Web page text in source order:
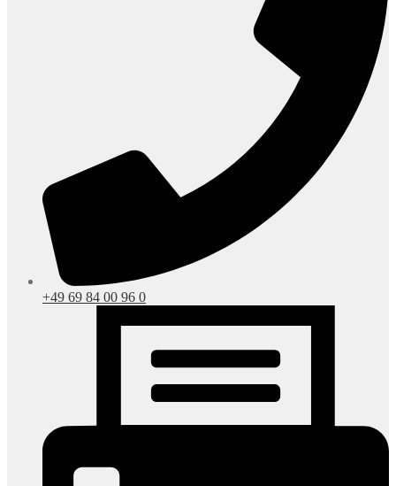
+49 69 84 00 96 0